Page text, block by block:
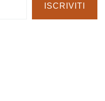
ISCRIVITI